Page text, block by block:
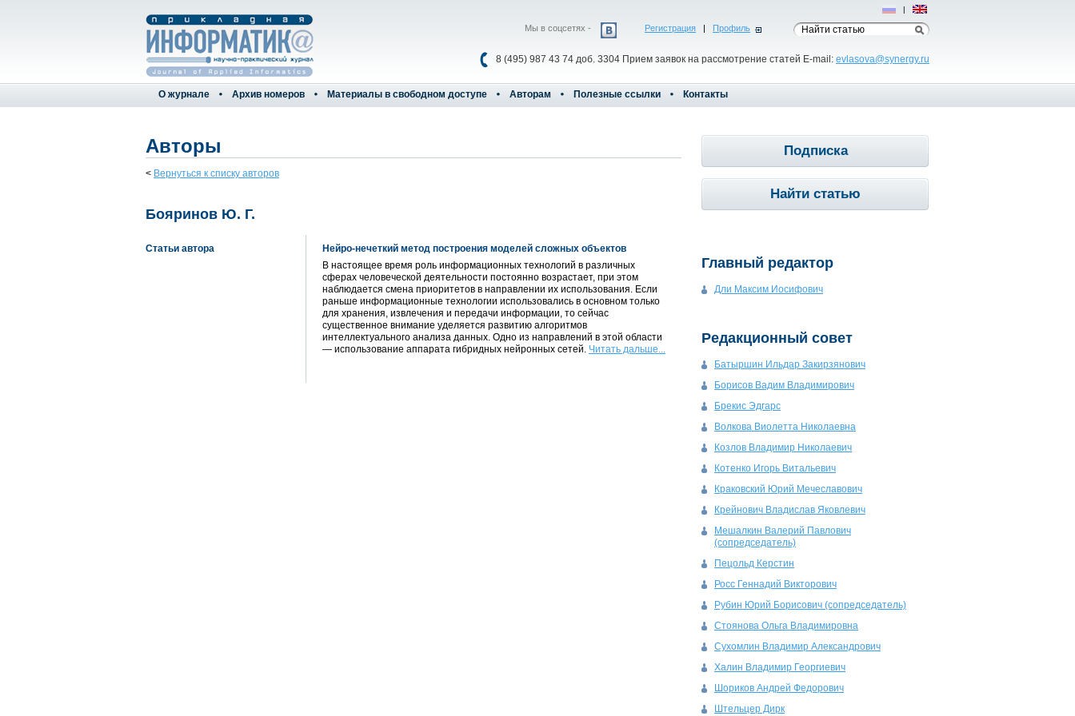
Регистрация | Профиль
8 (495) 987 43 74 доб. 3304 Прием заявок на рассмотрение статей E-mail: evlasova@synergy.ru
Мы в соцсетях -
Рус | Eng
О журнале Архив номеров Материалы в свободном доступе Авторам Полезные ссылки Контакты
Авторы
< Вернуться к списку авторов
Бояринов Ю. Г.
Статьи автора
Нейро-нечеткий метод построения моделей сложных объектов
В настоящее время роль информационных технологий в различных
сферах человеческой деятельности постоянно возрастает, при этом
наблюдается смена приоритетов в направлении их использования. Если
раньше информационные технологии использовались в основном только
для хранения, извлечения и передачи информации, то сейчас
существенное внимание уделяется развитию алгоритмов
интеллектуального анализа данных. Одно из направлений в этой области
— использование аппарата гибридных нейронных сетей. Читать дальше...
Подписка
Найти статью
Главный редактор
Дли Максим Иосифович
Редакционный совет
Батыршин Ильдар Закирзянович
Борисов Вадим Владимирович
Брекис Эдгарс
Волкова Виолетта Николаевна
Козлов Владимир Николаевич
Котенко Игорь Витальевич
Краковский Юрий Мечеславович
Крейнович Владислав Яковлевич
Мешалкин Валерий Павлович
(сопредседатель)
Пецольд Керстин
Росс Геннадий Викторович
Рубин Юрий Борисович (сопредседатель)
Стоянова Ольга Владимировна
Сухомлин Владимир Александрович
Халин Владимир Георгиевич
Шориков Андрей Федорович
Штельцер Дирк